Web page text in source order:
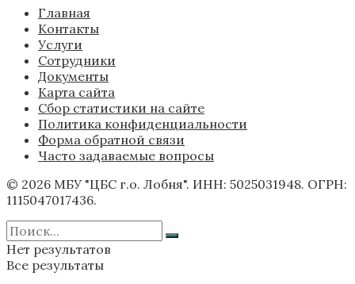
Главная
Контакты
Услуги
Сотрудники
Документы
Карта сайта
Сбор статистики на сайте
Политика конфиденциальности
Форма обратной связи
Часто задаваемые вопросы
© 2026 МБУ "ЦБС г.о. Лобня". ИНН: 5025031948. ОГРН:
1115047017436.
Нет результатов
Все результаты